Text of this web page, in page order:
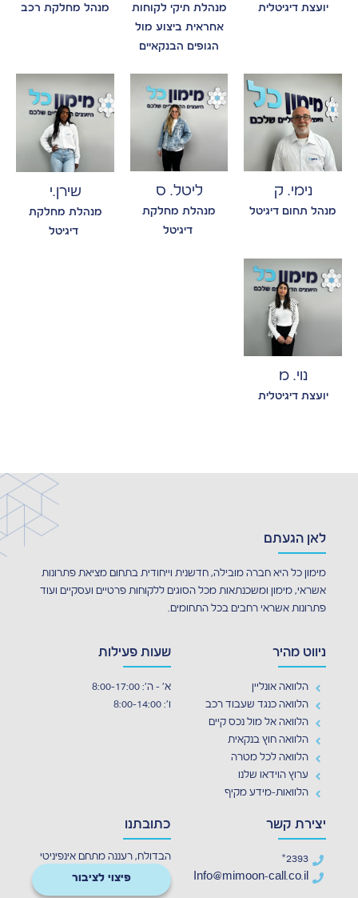
יועצת דיגיטלית
מנהלת תיקי לקוחות
אחראית ביצוע מול
הגופים הבנקאיים
מנהל מחלקת רכב
נימי. ק
מנהל תחום דיגיטל
ליטל. ס
מנהלת מחלקת
דיגיטל
שירן.י
מנהלת מחלקת
דיגיטל
נוי. מ
יועצת דיגיטלית
לאן הגעתם
מימון כל היא חברה מובילה, חדשנית וייחודית בתחום מציאת פתרונות
אשראי, מימון ומשכנתאות מכל הסוגים ללקוחות פרטיים ועסקיים ועוד
פתרונות אשראי רחבים בכל התחומים.
ניווט מהיר
הלוואה אונליין
הלוואה כנגד שעבוד רכב
הלוואה אל מול נכס קיים
הלוואה חוץ בנקאית
הלוואה לכל מטרה
ערוץ הוידאו שלנו
הלוואות-מידע מקיף
שעות פעילות
א' - ה': 8:00-17:00
ו': 8:00-14:00
יצירת קשר
2393*
Info@mimoon-call.co.il
כתובתנו
הבדולח, רעננה מתחם אינפיניטי
פיצוי לציבור